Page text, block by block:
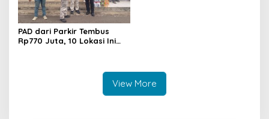
PAD dari Parkir Tembus
Rp770 Juta, 10 Lokasi Ini
View More